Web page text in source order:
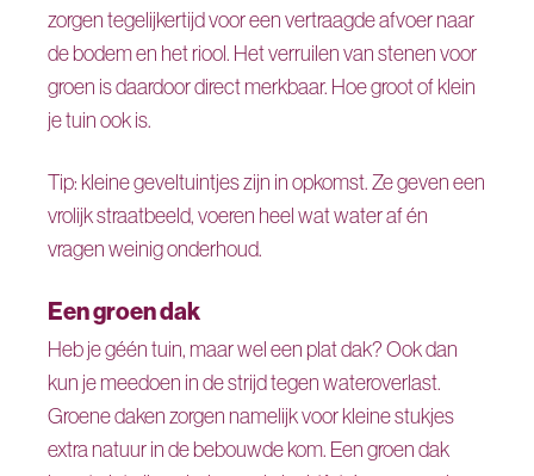
zorgen tegelijkertijd voor een vertraagde afvoer naar
de bodem en het riool. Het verruilen van stenen voor
groen is daardoor direct merkbaar. Hoe groot of klein
je tuin ook is.
Tip: kleine geveltuintjes zijn in opkomst. Ze geven een
vrolijk straatbeeld, voeren heel wat water af én
vragen weinig onderhoud.
Een groen dak
Heb je géén tuin, maar wel een plat dak? Ook dan
kun je meedoen in de strijd tegen wateroverlast.
Groene daken zorgen namelijk voor kleine stukjes
extra natuur in de bebouwde kom. Een groen dak